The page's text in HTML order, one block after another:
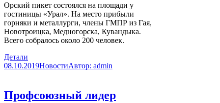
Орский пикет состоялся на площади у
гостиницы «Урал». На место прибыли
горняки и металлурги, члены ГМПР из Гая,
Новотроицка, Медногорска, Кувандыка.
Всего собралось около 200 человек.
Детали
08.10.2019НовостиАвтор: admin
Профсоюзный лидер